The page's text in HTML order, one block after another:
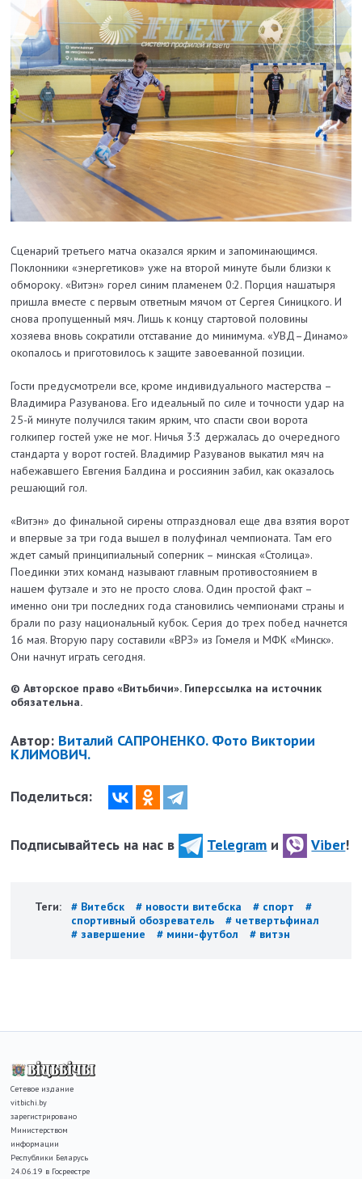
Сценарий третьего матча оказался ярким и запоминающимся.
Поклонники «энергетиков» уже на второй минуте были близки к
обмороку. «Витэн» горел синим пламенем 0:2. Порция нашатыря
пришла вместе с первым ответным мячом от Сергея Синицкого. И
снова пропущенный мяч. Лишь к концу стартовой половины
хозяева вновь сократили отставание до минимума. «УВД–Динамо»
окопалось и приготовилось к защите завоеванной позиции.
Гости предусмотрели все, кроме индивидуального мастерства –
Владимира Разуванова. Его идеальный по силе и точности удар на
25-й минуте получился таким ярким, что спасти свои ворота
голкипер гостей уже не мог. Ничья 3:3 держалась до очередного
стандарта у ворот гостей. Владимир Разуванов выкатил мяч на
набежавшего Евгения Балдина и россиянин забил, как оказалось
решающий гол.
«Витэн» до финальной сирены отпраздновал еще два взятия ворот
и впервые за три года вышел в полуфинал чемпионата. Там его
ждет самый принципиальный соперник – минская «Столица».
Поединки этих команд называют главным противостоянием в
нашем футзале и это не просто слова. Один простой факт –
именно они три последних года становились чемпионами страны и
брали по разу национальный кубок. Серия до трех побед начнется
16 мая. Вторую пару составили «ВРЗ» из Гомеля и МФК «Минск».
Они начнут играть сегодня.
© Авторское право «Витьбичи». Гиперссылка на источник
обязательна.
Автор: Виталий САПРОНЕНКО. Фото Виктории
КЛИМОВИЧ.
Поделиться:
Подписывайтесь на нас в Telegram и Viber!
Теги: # Витебск # новости витебска # спорт
#
спортивный обозреватель
# четвертьфинал
# завершение
# мини-футбол # витэн
Сетевое издание
vitbichi.by
зарегистрировано
Министерством
информации
Республики Беларусь
24.06.19 в Госреестре